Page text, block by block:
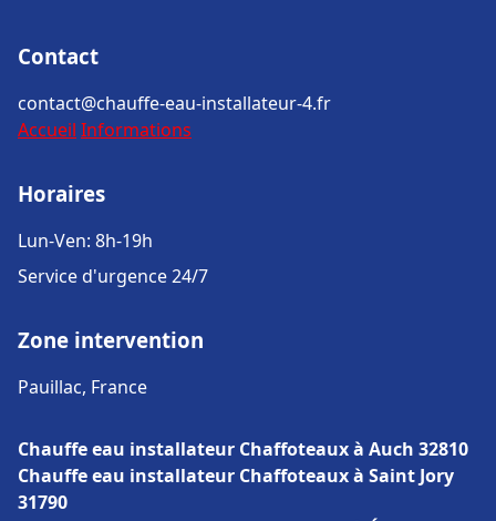
Contact
contact@chauffe-eau-installateur-4.fr
Accueil Informations
Horaires
Lun-Ven: 8h-19h
Service d'urgence 24/7
Zone intervention
Pauillac, France
Chauffe eau installateur Chaffoteaux à Auch 32810
Chauffe eau installateur Chaffoteaux à Saint Jory
31790